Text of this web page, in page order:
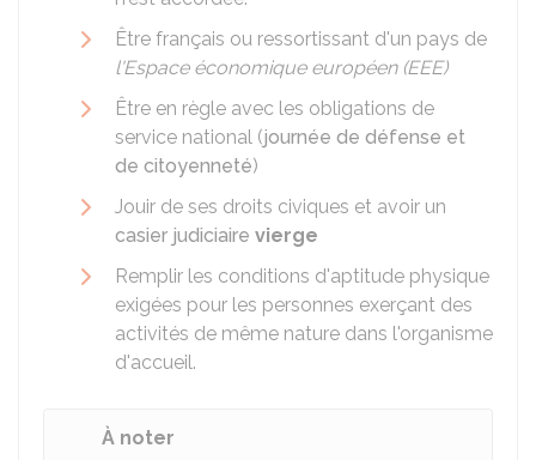
Être français ou ressortissant d'un pays de
l'Espace économique européen (EEE)
Être en règle avec les obligations de
service national (journée de défense et
de citoyenneté)
Jouir de ses droits civiques et avoir un
casier judiciaire vierge
Remplir les conditions d'aptitude physique
exigées pour les personnes exerçant des
activités de même nature dans l'organisme
d'accueil.
À noter